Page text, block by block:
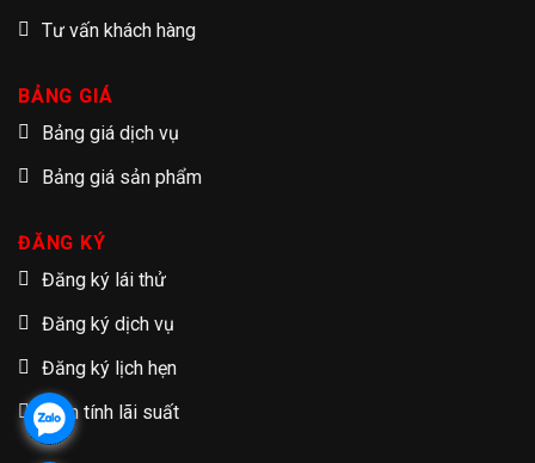
Tư vấn khách hàng
BẢNG GIÁ
Bảng giá dịch vụ
Bảng giá sản phẩm
ĐĂNG KÝ
Đăng ký lái thử
Đăng ký dịch vụ
Đăng ký lịch hẹn
Tạm tính lãi suất